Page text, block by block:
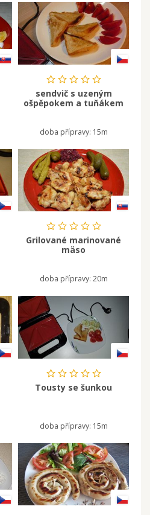
sendvič s uzeným
ošpěpokem a tuňákem
doba přípravy: 15m
Grilované marinované
mäso
doba přípravy: 20m
Tousty se šunkou
doba přípravy: 15m